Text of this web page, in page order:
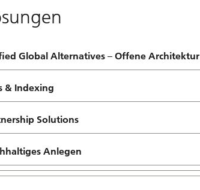
Global Alternatives – Offene Architektur
& Indexing
Solutions
Anlegen